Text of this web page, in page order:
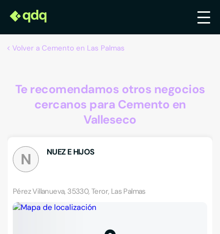
Volver a Cemento en Las Palmas
Te recomendamos otros negocios
cercanos para Cemento en
Valleseco
N NUEZ E HIJOS
Pérez Villanueva, 35330, Teror, Las Palmas